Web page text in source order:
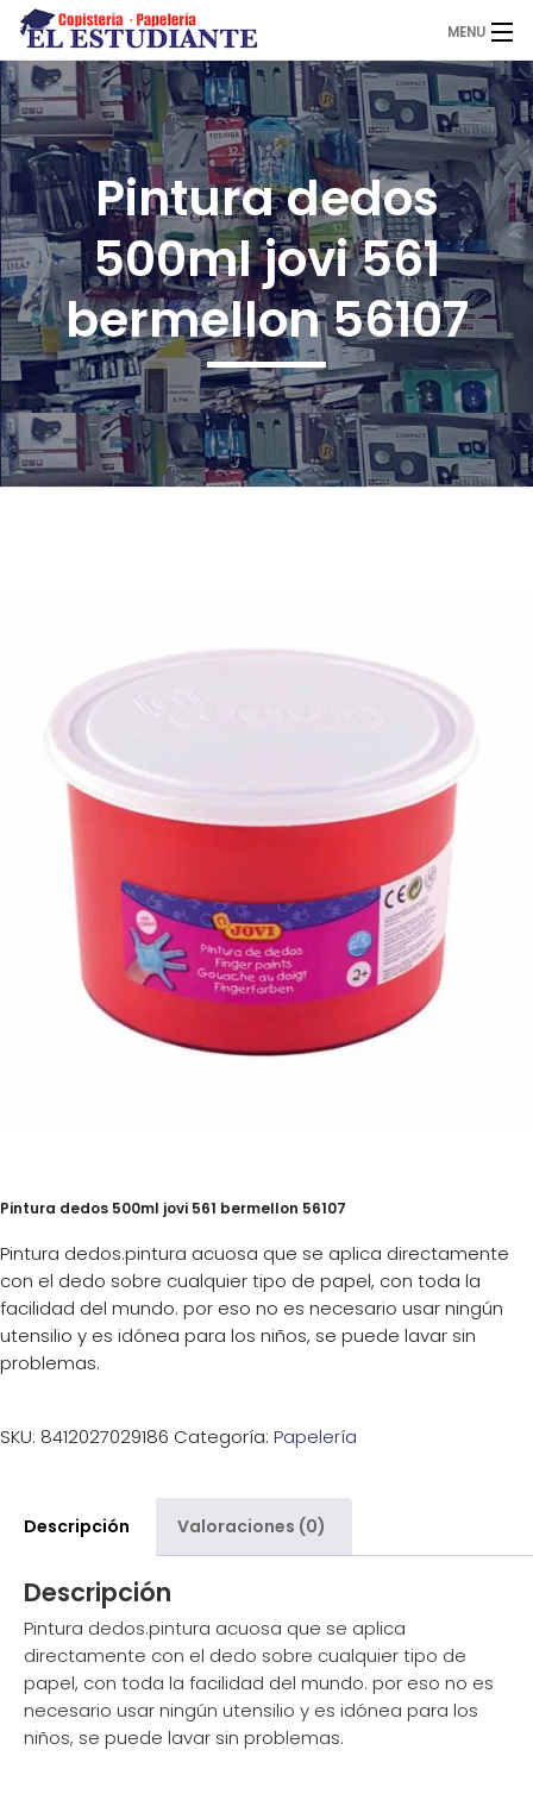
MENU
El Estudiante
Copistería
Papelería
Servicios
Novedades
Contacto
0,00€
Pintura dedos
500ml jovi 561
bermellon 56107
Pintura dedos 500ml jovi 561 bermellon 56107
Pintura dedos.pintura acuosa que se aplica directamente
con el dedo sobre cualquier tipo de papel, con toda la
facilidad del mundo. por eso no es necesario usar ningún
utensilio y es idónea para los niños, se puede lavar sin
problemas.
SKU: 8412027029186 Categoría: Papelería
Descripción Valoraciones (0)
Descripción
Pintura dedos.pintura acuosa que se aplica
directamente con el dedo sobre cualquier tipo de
papel, con toda la facilidad del mundo. por eso no es
necesario usar ningún utensilio y es idónea para los
niños, se puede lavar sin problemas.